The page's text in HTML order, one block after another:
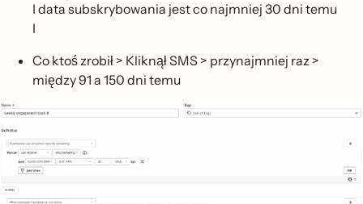
I data subskrybowania jest co najmniej 30 dni temu
I
Co ktoś zrobił > Kliknął SMS > przynajmniej raz >
między 91 a 150 dni temu